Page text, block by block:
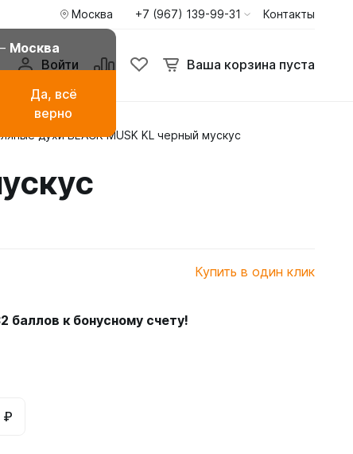
Москва
Москва
Да, всё
верно
+7 (967) 139-99-31 Контакты
Войти Ваша корзина пуста
Буркини мусульманские
Туники пиджаки кардиганы
духи BLACK MUSK KL черный мускус
Купить в один клик
баллов к бонусному счету!
₽